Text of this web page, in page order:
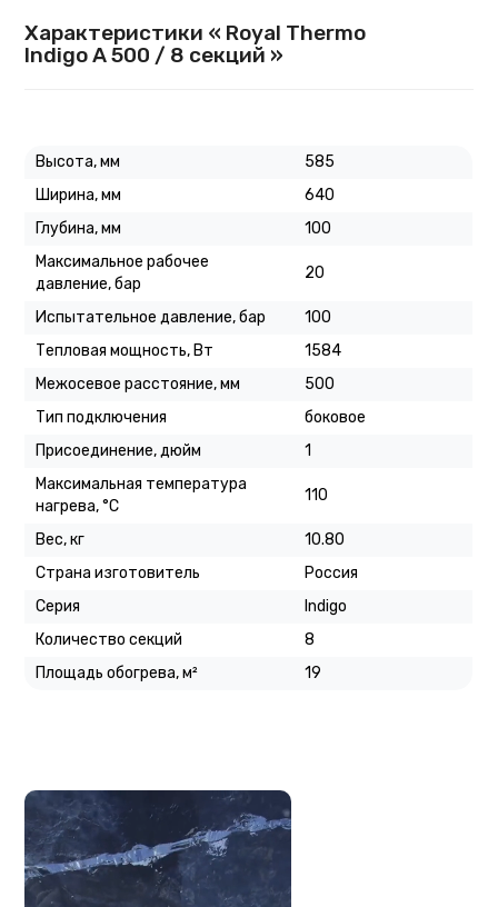
Характеристики « Royal Thermo
Indigo A 500 / 8 секций »
Высота, мм
585
Ширина, мм
640
Глубина, мм
100
Максимальное рабочее
давление, бар
20
Испытательное давление, бар
100
Тепловая мощность, Вт
1584
Межосевое расстояние, мм
500
Тип подключения
боковое
Присоединение, дюйм
1
Максимальная температура
нагрева, °C
110
Вес, кг
10.80
Страна изготовитель
Россия
Серия
Indigo
Количество секций
8
Площадь обогрева, м²
19